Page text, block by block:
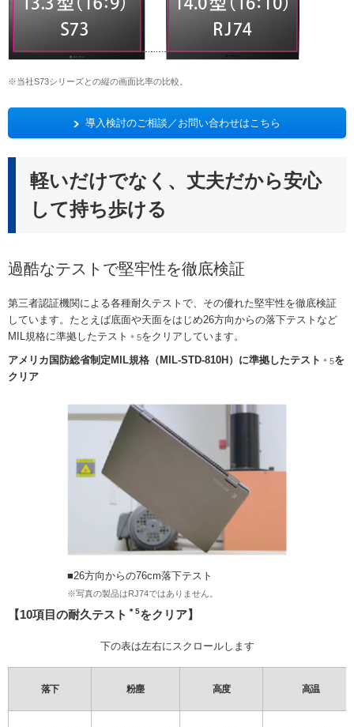
※当社S73シリーズとの縦の画面比率の比較。
導入検討のご相談／お問い合わせはこちら
軽いだけでなく、丈夫だから安心
して持ち歩ける
過酷なテストで堅牢性を徹底検証
第三者認証機関による各種耐久テストで、その優れた堅牢性を徹底検証
しています。たとえば底面や天面をはじめ26方向からの落下テストなど
MIL規格に準拠したテスト ＊5をクリアしています。
アメリカ国防総省制定MIL規格（MIL-STD-810H）に準拠したテスト ＊5を
クリア
■26方向からの76cm落下テスト
※写真の製品はRJ74ではありません。
【10項目の耐久テスト ＊5をクリア】
下の表は左右にスクロールします
落下 粉塵 高度 高温